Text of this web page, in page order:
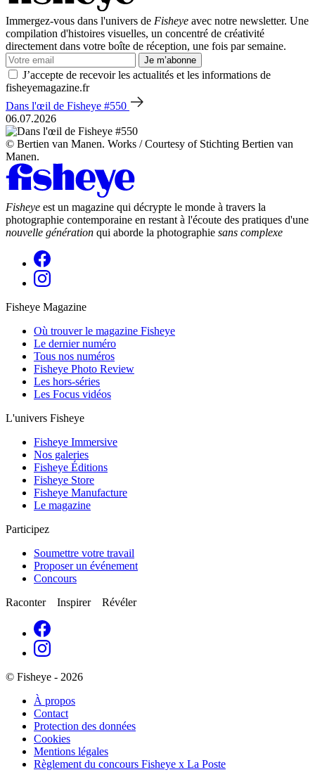
Immergez-vous dans l'univers de Fisheye avec notre newsletter. Une
compilation d'histoires visuelles, un concentré de créativité
directement dans votre boîte de réception, une fois par semaine.
Je m’abonne
J’accepte de recevoir les actualités et les informations de
fisheyemagazine.fr
Dans l'œil de Fisheye #550
06.07.2026
© Bertien van Manen. Works / Courtesy of Stichting Bertien van
Manen.
Fisheye est un magazine qui décrypte le monde à travers la
photographie contemporaine en restant à l'écoute des pratiques d'une
nouvelle génération qui aborde la photographie sans complexe
Fisheye Magazine
Où trouver le magazine Fisheye
Le dernier numéro
Tous nos numéros
Fisheye Photo Review
Les hors-séries
Les Focus vidéos
L'univers Fisheye
Fisheye Immersive
Nos galeries
Fisheye Éditions
Fisheye Store
Fisheye Manufacture
Le magazine
Participez
Soumettre votre travail
Proposer un événement
Concours
Raconter Inspirer Révéler
© Fisheye - 2026
À propos
Contact
Protection des données
Cookies
Mentions légales
Règlement du concours Fisheye x La Poste